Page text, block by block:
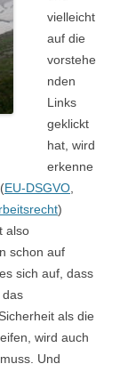
vielleicht
auf die
vorstehe
nden
Links
geklickt
hat, wird
erkenne
EU-DSGVO,
)
also
schon auf
sich auf, dass
das
als die
wird auch
Und